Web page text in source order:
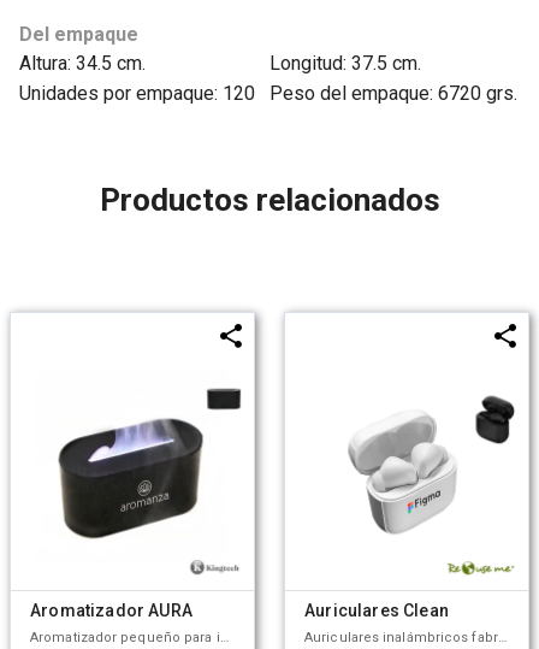
Del empaque
Altura: 34.5 cm.
Longitud: 37.5 cm.
Unidades por empaque: 120
Peso del empaque: 6720 grs.
Productos relacionados
Aromatizador AURA
Aromatizador pequeño para interiores. Hecho a base de ABS y PP. Ideal para colocar en espacios cerrados y mantener un agradable aroma en el lugar. Kingtech.
Auriculares Clean
Auriculares inalámbricos fabricados en ABS reciclado. Cada auricular cuenta con un botón touch que permite contestar y finalizar llamadas, reproducir y pausar música, cambiar a la siguiente o anterior canción. Tienen tecnología Bluetooth 5.3, una duración de batería de aproximadamente 5 horas y un estuche de carga de 200 mAh, el cual se carga a través de un cable usb c. Los auriculares cuentan con almohadillas de diferentes tamaños, y viene dentro de una caja de cartón junto a su manual de instrucciones y cable cargador. Dimensiones: 5 x 4,8x 2,5 cm. Incluye Gift Box confeccionada en cartulina Kraft. ReUseMe.